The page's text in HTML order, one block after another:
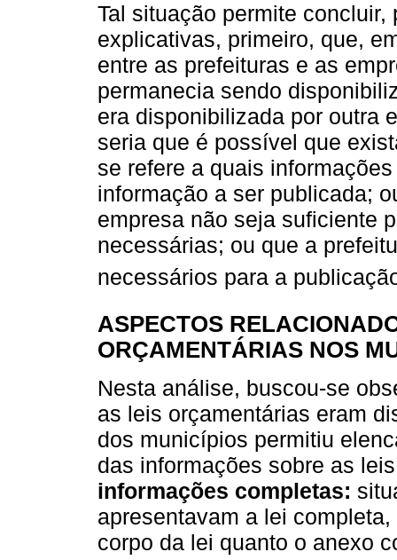
Tal situação permite
explicativas, primeiro, que,
entre as prefeituras e as
permanecia sendo
era disponibilizada por outra
seria que é possível que
se refere a quais
informação a ser publicada;
empresa não seja suficiente
necessárias; ou que a
necessários para a
ASPECTOS
ORÇAMENTÁRIAS NOS
Nesta análise, buscou-se
as leis orçamentárias eram
dos municípios permitiu
das informações sobre as
informações completas:
apresentavam a lei
corpo da lei quanto o anexo